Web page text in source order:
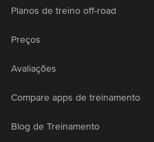
Planos de treino off-road
Preços
Avaliações
Compare apps de treinamento
Blog de Treinamento